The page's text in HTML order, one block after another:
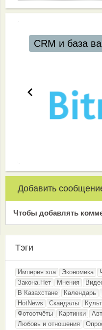
CRM и база
Добавить
Чтобы добавлять
Тэги
Империя зла Экономика
Закона.Нет
Мнения
В Казахстане
Календарь
HotNews
Скандалы
Фотоотчёты
Картинки
Любовь и отношения